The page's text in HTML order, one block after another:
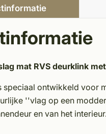
mat RVS deurklink
speciaal ontwikkeld voor
''vlag op een
en van het